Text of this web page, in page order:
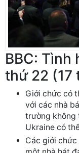
BBC: Tình
thứ 22 (17
Giới chức có
với các nhà
trường không
Ukraine có
Các giới